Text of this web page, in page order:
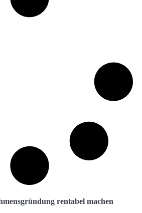
rentabel machen